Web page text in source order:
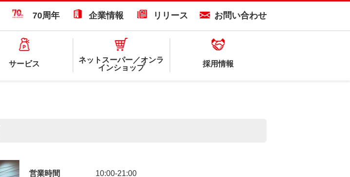
70周年 企業情報 リリース お問い合わせ
サービス
ネットスーパー／オンラ
インショップ
採用情報
営業時間
10:00-21:00